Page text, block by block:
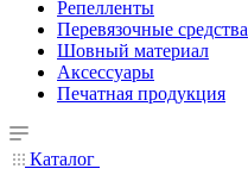
Репелленты
Перевязочные средства
Шовный материал
Аксессуары
Печатная продукция
Каталог